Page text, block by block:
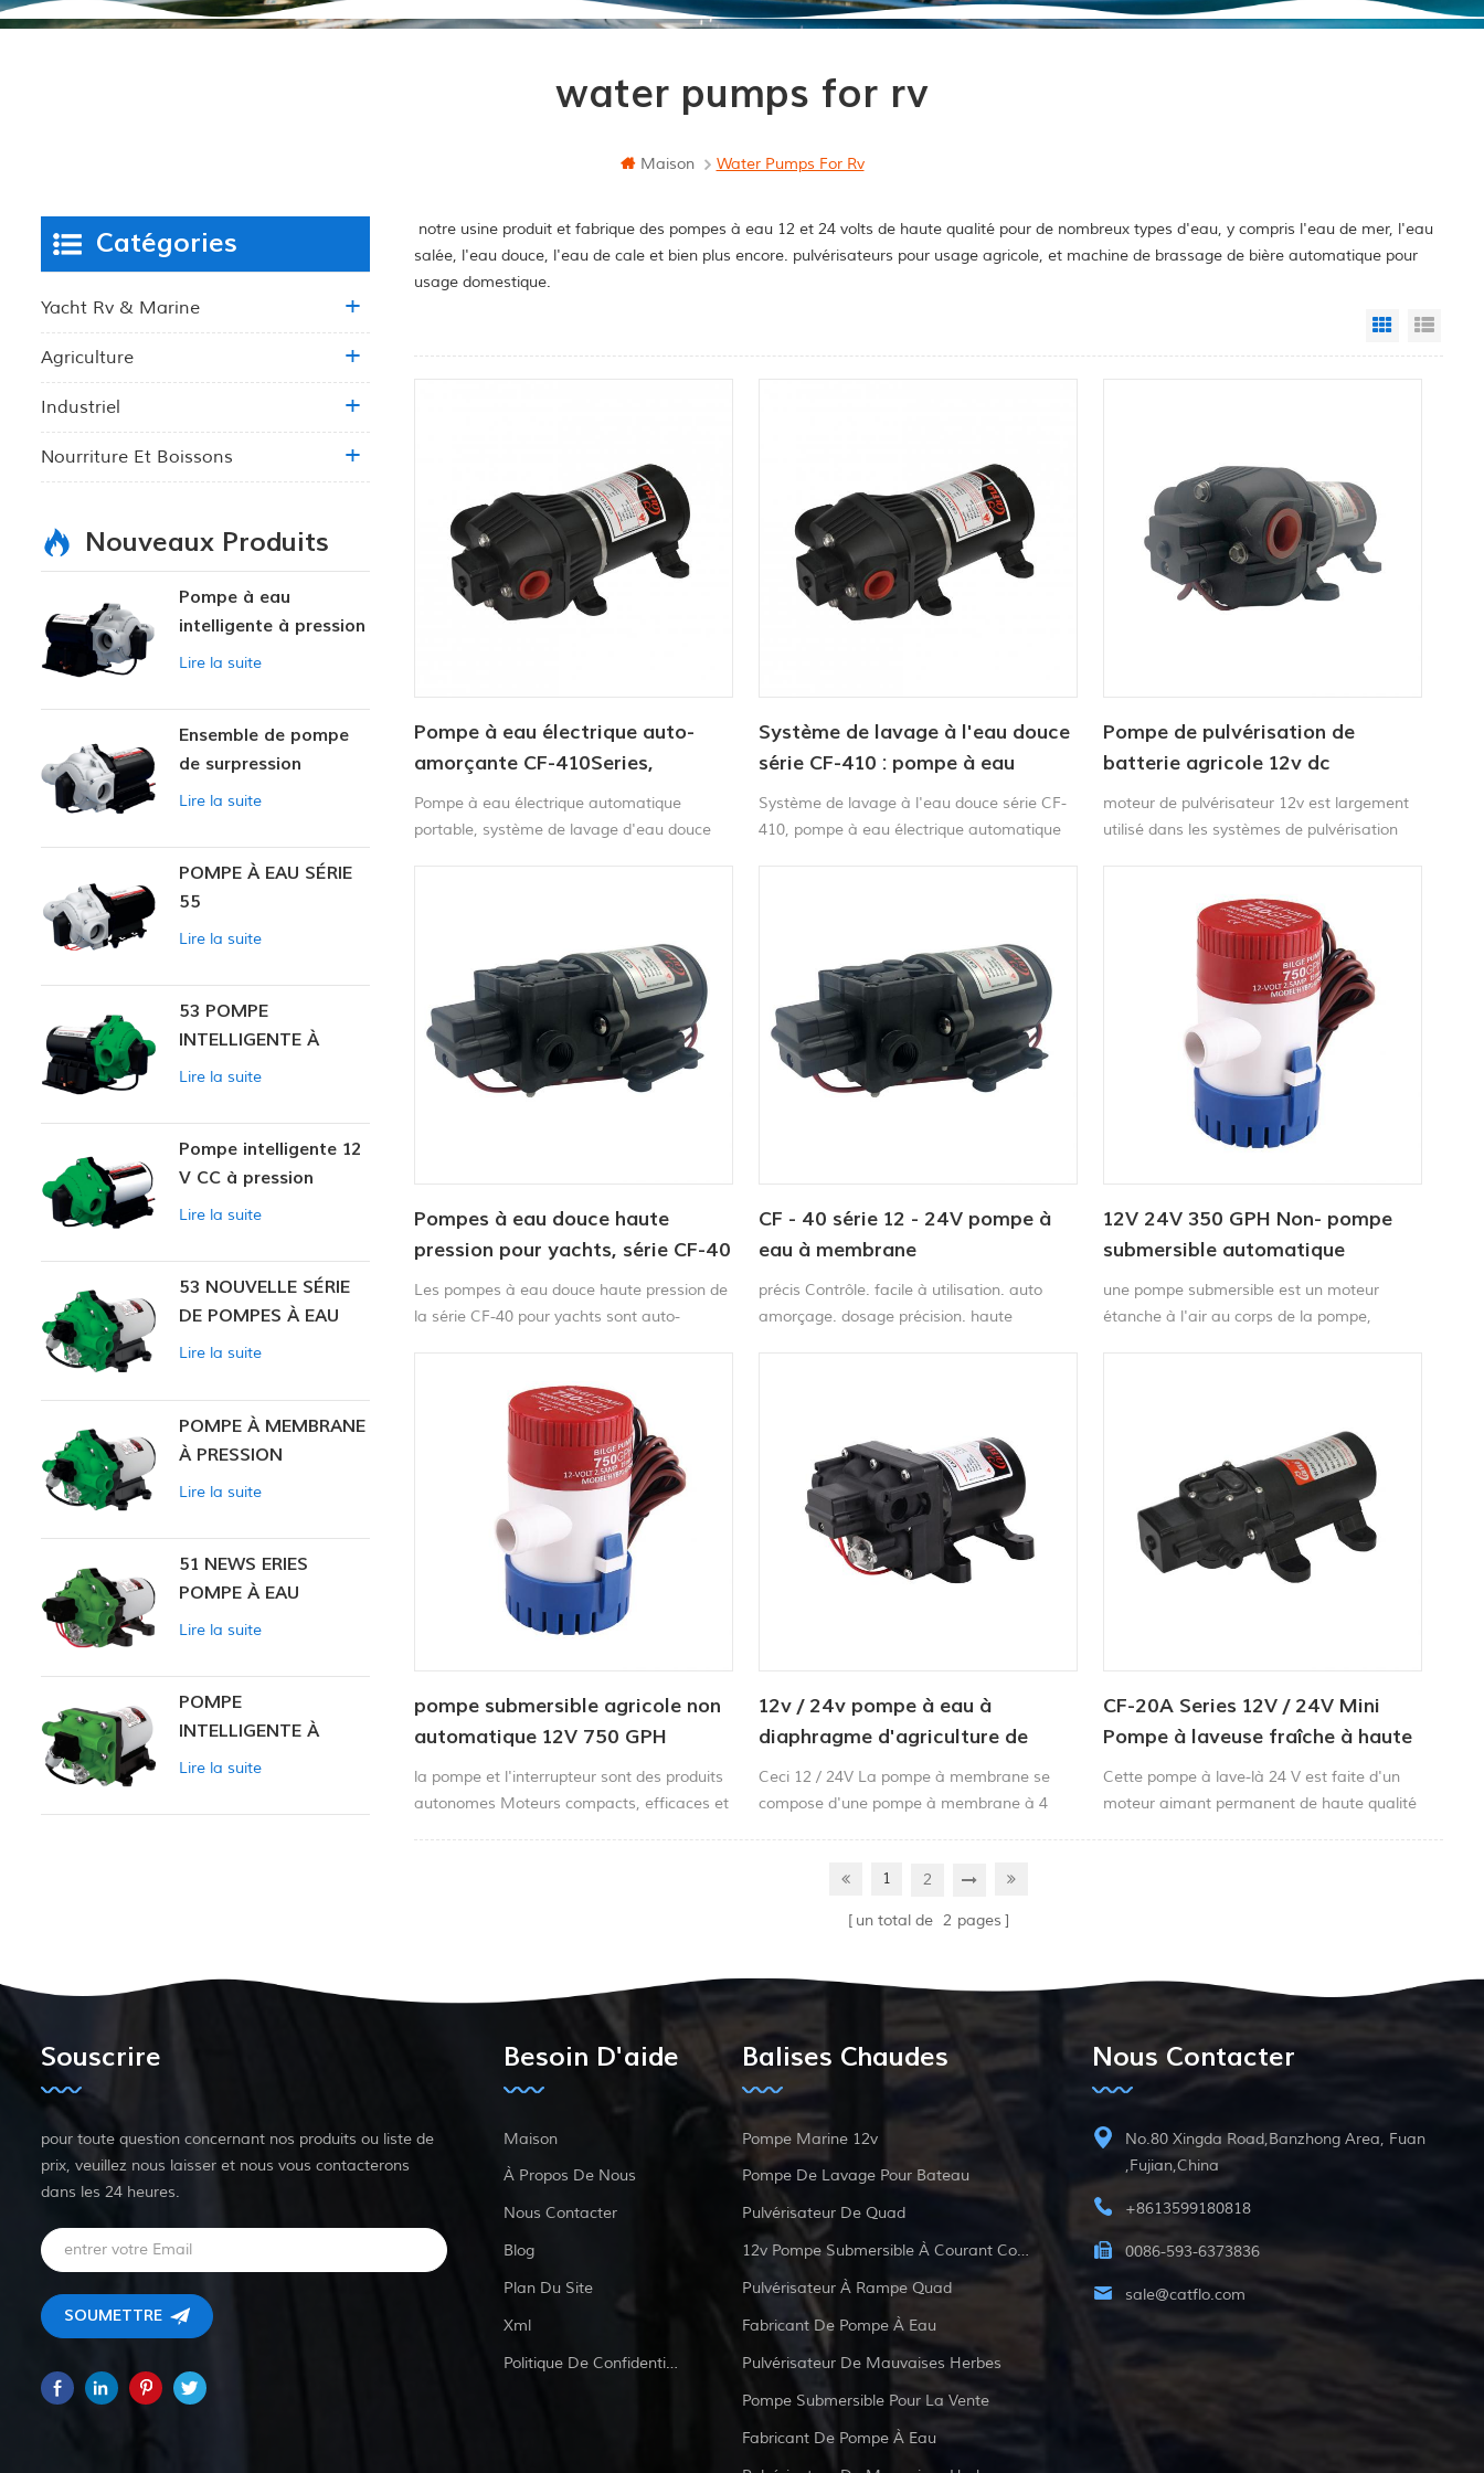
water pumps for rv
Maison Water Pumps For Rv
notre usine produit et fabrique des pompes à eau 12 et 24 volts de haute qualité pour de nombreux types d'eau, y compris l'eau de mer, l'eau
salée, l'eau douce, l'eau de cale et bien plus encore. pulvérisateurs pour usage agricole, et machine de brassage de bière automatique pour
usage domestique.
Grid View
Pompe à eau électrique auto-
amorçante CF-410Series,
machine de pompage d'eau
Pompe à eau électrique automatique
portable, système de lavage d'eau douce
Système de lavage à l'eau douce
série CF-410 : pompe à eau
électrique automatique portable
pour applications marines
Système de lavage à l'eau douce série CF-
410, pompe à eau électrique automatique
Pompe de pulvérisation de
batterie agricole 12v dc
moteur de pulvérisateur 12v est largement
utilisé dans les systèmes de pulvérisation
Pompes à eau douce haute
pression pour yachts, série CF-40
Les pompes à eau douce haute pression de
la série CF-40 pour yachts sont auto-
est dotée d'un pressostat intégré, qui
démarre et arrête automatiquement la
pompe lorsque le robinet est ouvert et
CF - 40 série 12 - 24V pompe à
eau à membrane
précis Contrôle. facile à utilisation. auto
amorçage. dosage précision. haute
12V 24V 350 GPH Non- pompe
submersible automatique
une pompe submersible est un moteur
étanche à l'air au corps de la pompe,
pompe submersible agricole non
automatique 12V 750 GPH
la pompe et l'interrupteur sont des produits
autonomes Moteurs compacts, efficaces et
12v / 24v pompe à eau à
diaphragme d'agriculture de
courant continu électrique
Ceci 12 / 24V La pompe à membrane se
compose d'une pompe à membrane à 4
connexions électriques à connexion rapide
CF-20A Series 12V / 24V Mini
Pompe à laveuse fraîche à haute
pression
Cette pompe à lave-là 24 V est faite d'un
moteur aimant permanent de haute qualité
1 2
un total de 2 pages
Catégories
Yacht Rv & Marine
Agriculture
Industriel
Nourriture Et Boissons
Nouveaux Produits
Pompe à eau
intelligente à pression
variable
Lire la suite
Ensemble de pompe
de surpression
intelligente
Lire la suite
POMPE À EAU SÉRIE
55
Lire la suite
53 POMPE
INTELLIGENTE À
PRESSION
Lire la suite
Pompe intelligente 12
V CC à pression
constante 53
Lire la suite
53 NOUVELLE SÉRIE
DE POMPES À EAU
Lire la suite
POMPE À MEMBRANE
À PRESSION
CONSTANTE
Lire la suite
51 NEWS ERIES
POMPE À EAU
Lire la suite
POMPE
INTELLIGENTE À
PRESSION
ZN-42
Lire la suite
Souscrire
pour toute question concernant nos produits ou liste de
prix, veuillez nous laisser et nous vous contacterons
dans les 24 heures.
Besoin D'aide
Maison
À Propos De Nous
Nous Contacter
Blog
Plan Du Site
Xml
Politique De Confidentialité
Balises Chaudes
Pompe Marine 12v
Pompe De Lavage Pour Bateau
Pulvérisateur De Quad
12v Pompe Submersible À Courant Continu
Pulvérisateur À Rampe Quad
Fabricant De Pompe À Eau
Pulvérisateur De Mauvaises Herbes
Pompe Submersible Pour La Vente
Fabricant De Pompe À Eau
Nous Contacter
No.80 Xingda Road,Banzhong Area, Fuan
,Fujian,China
+8613599180818
0086-593-6373836
sale@catflo.com